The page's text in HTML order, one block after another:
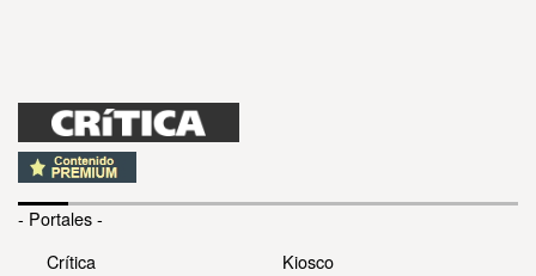
- Portales -
Crítica
Kiosco